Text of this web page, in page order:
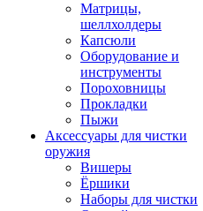
Матрицы,
шеллхолдеры
Капсюли
Оборудование и
инструменты
Пороховницы
Прокладки
Пыжи
Аксессуары для чистки
оружия
Вишеры
Ёршики
Наборы для чистки